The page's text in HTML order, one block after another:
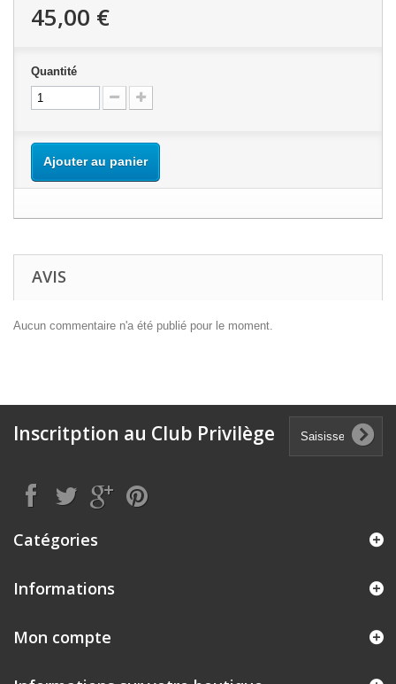
45,00 €
Quantité
Ajouter au panier
AVIS
Aucun commentaire n'a été publié pour le moment.
Inscritption au Club Privilège
Catégories
Informations
Mon compte